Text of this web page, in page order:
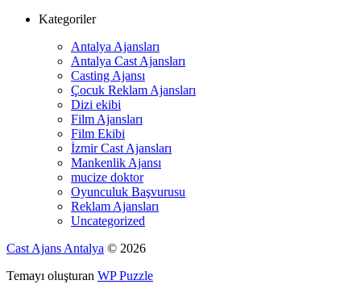
Kategoriler
Antalya Ajansları
Antalya Cast Ajansları
Casting Ajansı
Çocuk Reklam Ajansları
Dizi ekibi
Film Ajansları
Film Ekibi
İzmir Cast Ajansları
Mankenlik Ajansı
mucize doktor
Oyunculuk Başvurusu
Reklam Ajansları
Uncategorized
Cast Ajans Antalya © 2026
Temayı oluşturan WP Puzzle